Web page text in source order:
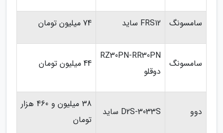
سامسونگ FRS12 ساید 74 میلیون تومان
سامسونگ
RZ30PN-RR30PN
دوقلو
44 میلیون تومان
دوو D2S-3033S ساید
38 میلیون و 460 هزار
تومان